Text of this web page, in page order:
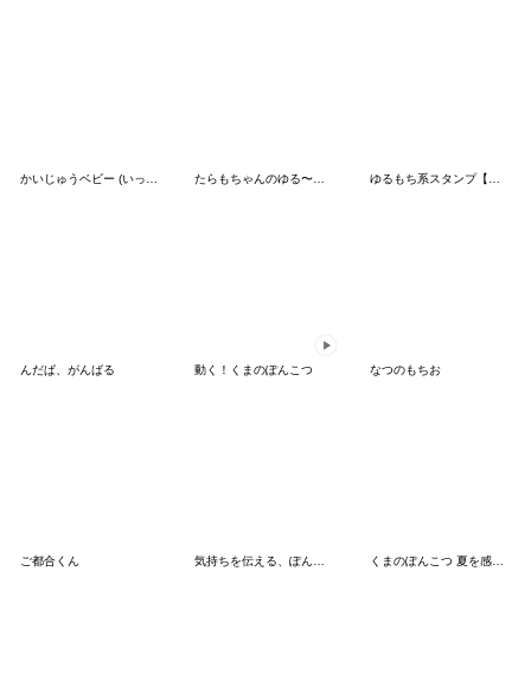
んだぱ、がんばる 動く！くまのぽんこつ なつのもちお
ご都合くん 気持ちを伝える、ぽんこつ。 くまのぽんこつ 夏を感じるスタンプ